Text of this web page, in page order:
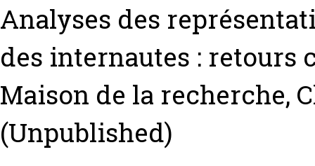
Analyses des
des internautes : retours
Maison de la recherche,
(Unpublished)